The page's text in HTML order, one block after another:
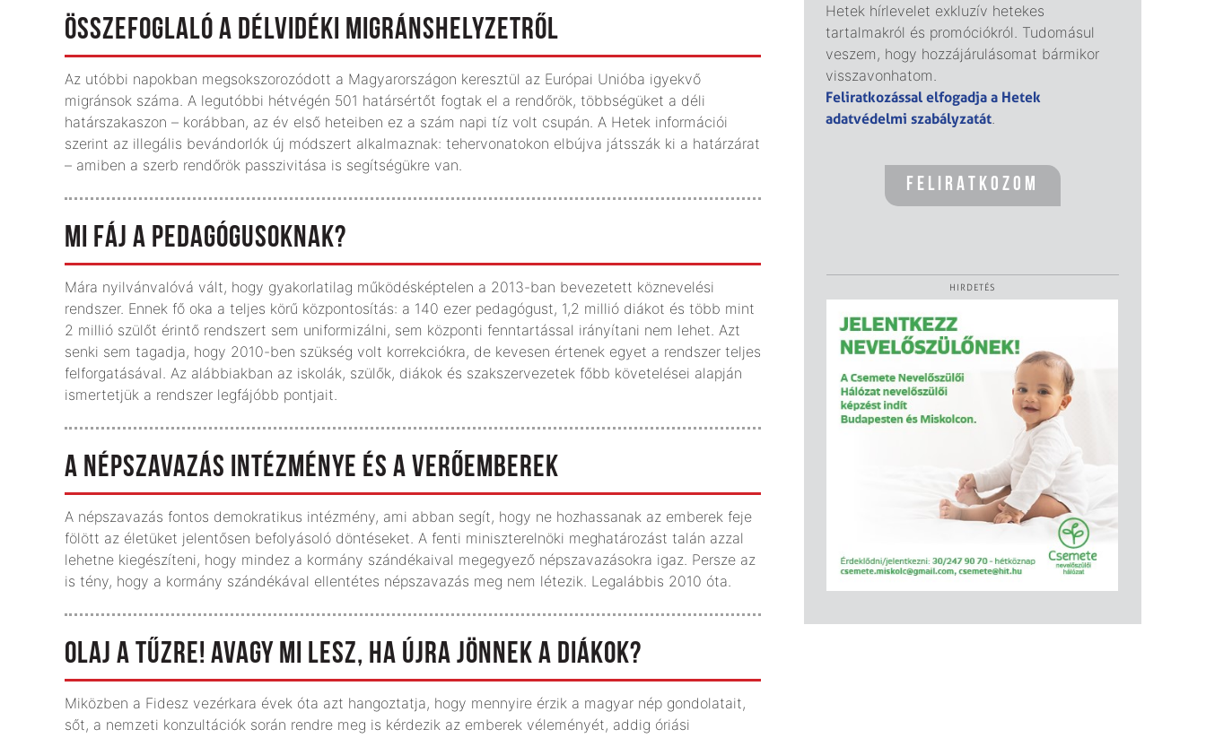
ÖSSZEFOGLALÓ A DÉLVIDÉKI MIGRÁNSHELYZETRŐL
Az utóbbi napokban megsokszorozódott a Magyarországon keresztül az Európai Unióba igyekvő
migránsok száma. A legutóbbi hétvégén 501 határsértőt fogtak el a rendőrök, többségüket a déli
határszakaszon – korábban, az év első heteiben ez a szám napi tíz volt csupán. A Hetek információi
szerint az illegális bevándorlók új módszert alkalmaznak: tehervonatokon elbújva játsszák ki a határzárat
– amiben a szerb rendőrök passzivitása is segítségükre van.
MI FÁJ A PEDAGÓGUSOKNAK?
Mára nyilvánvalóvá vált, hogy gyakorlatilag működésképtelen a 2013-ban bevezetett köznevelési
rendszer. Ennek fő oka a teljes körű központosítás: a 140 ezer pedagógust, 1,2 millió diákot és több mint
2 millió szülőt érintő rendszert sem uniformizálni, sem központi fenntartással irányítani nem lehet. Azt
senki sem tagadja, hogy 2010-ben szükség volt korrekciókra, de kevesen értenek egyet a rendszer teljes
felforgatásával. Az alábbiakban az iskolák, szülők, diákok és szakszervezetek főbb követelései alapján
ismertetjük a rendszer legfájóbb pontjait.
A NÉPSZAVAZÁS INTÉZMÉNYE ÉS A VERŐEMBEREK
A népszavazás fontos demokratikus intézmény, ami abban segít, hogy ne hozhassanak az emberek feje
fölött az életüket jelentősen befolyásoló döntéseket. A fenti miniszterelnöki meghatározást talán azzal
lehetne kiegészíteni, hogy mindez a kormány szándékaival megegyező népszavazásokra igaz. Persze az
is tény, hogy a kormány szándékával ellentétes népszavazás meg nem létezik. Legalábbis 2010 óta.
OLAJ A TŰZRE! AVAGY MI LESZ, HA ÚJRA JÖNNEK A DIÁKOK?
Miközben a Fidesz vezérkara évek óta azt hangoztatja, hogy mennyire érzik a magyar nép gondolatait,
sőt, a nemzeti konzultációk során rendre meg is kérdezik az emberek véleményét, addig óriási
Hetek hírlevelet exkluzív hetekes
tartalmakról és promóciókról. Tudomásul
veszem, hogy hozzájárulásomat bármikor
visszavonhatom.
Feliratkozással elfogadja a Hetek
adatvédelmi szabályzatát.
HIRDETÉS